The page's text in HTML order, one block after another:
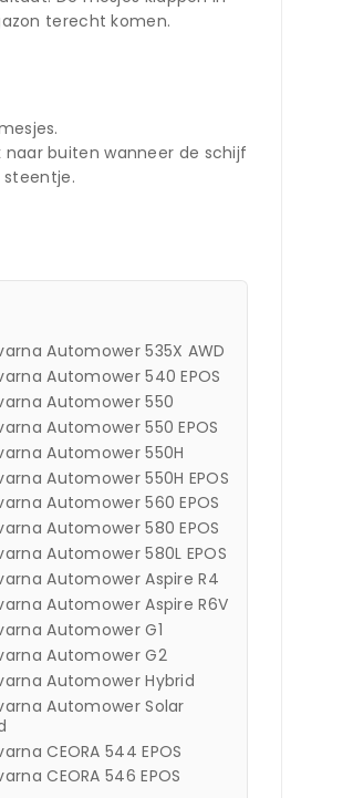
terecht komen.
buiten wanneer de schijf
steentje.
Automower 535X AWD
Automower 540 EPOS
Automower 550
Automower 550 EPOS
Automower 550H
Automower 550H EPOS
Automower 560 EPOS
Automower 580 EPOS
Automower 580L EPOS
Automower Aspire R4
Automower Aspire R6V
Automower G1
Automower G2
Automower Hybrid
Automower Solar
CEORA 544 EPOS
CEORA 546 EPOS